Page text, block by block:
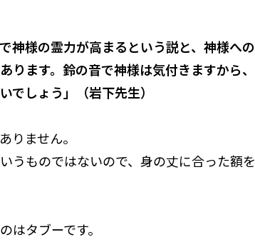
神様の霊力が高まるという説と、神様への
ります。鈴の音で神様は気付きますから、
でしょう」（岩下先生）
りません。
うものではないので、身の丈に合った額を
はタブーです。